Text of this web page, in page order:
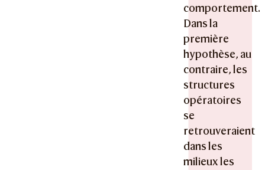
comportement.
Dans la
première
hypothèse, au
contraire, les
structures
opératoires
se
retrouveraient
dans les
milieux les